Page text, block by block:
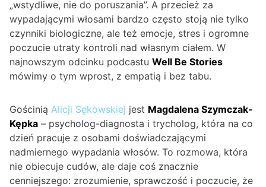
„wstydliwe, nie do poruszania”. A przecież za
wypadającymi włosami bardzo często stoją nie tylko
czynniki biologiczne, ale też emocje, stres i ogromne
poczucie utraty kontroli nad własnym ciałem. W
najnowszym odcinku podcastu Well Be Stories
mówimy o tym wprost, z empatią i bez tabu.
Gościnią Alicji Sękowskiej jest Magdalena Szymczak-
Kępka – psycholog-diagnosta i trycholog, która na co
dzień pracuje z osobami doświadczającymi
nadmiernego wypadania włosów. To rozmowa, która
nie obiecuje cudów, ale daje coś znacznie
cenniejszego: zrozumienie, sprawczość i poczucie, że